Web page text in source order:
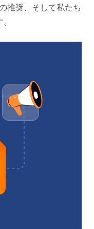
推奨、そして私たち